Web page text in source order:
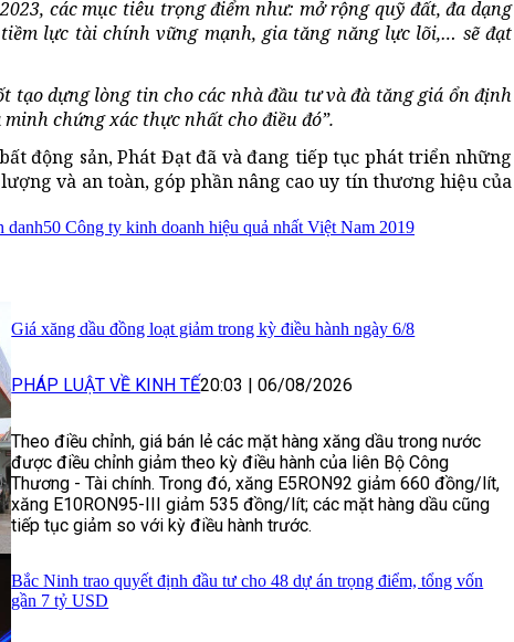
các mục tiêu trọng điểm như: mở rộng quỹ đất,đa dạng
lực tài chính vững mạnh, gia tăng năng lực lõi,… sẽ đạt
tạo dựng lòng tin cho các nhà đầu tư và đà tăng giá ổn định
chứng xác thực nhất cho điều đó”.
động sản, Phát Đạt đã và đang tiếp tục phát triển những
và an toàn, góp phần nâng cao uy tín thương hiệu của
danh50 Công ty kinh doanh hiệu quả nhất Việt Nam 2019
Giá xăng dầu đồng loạt giảm trong kỳ điều hành ngày 6/8
PHÁP LUẬT VỀ KINH TẾ20:03 06/08/2026
Theo điều chỉnh, giá bán lẻ các mặt hàng xăng dầu trong nước
được điều chỉnh giảm theo kỳ điều hành của liên Bộ Công
Thương - Tài chính. Trong đó, xăng E5RON92 giảm 660 đồng/lít,
xăng E10RON95-III giảm 535 đồng/lít; các mặt hàng dầu cũng
tiếp tục giảm so với kỳ điều hành trước.
Bắc Ninh trao quyết định đầu tư cho 48 dự án trọng điểm, tổng vốn
gần 7 tỷ USD